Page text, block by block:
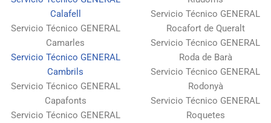
Calafell
Servicio Técnico GENERAL
Camarles
Servicio Técnico GENERAL
Cambrils
Servicio Técnico GENERAL
Capafonts
Servicio Técnico GENERAL
Servicio Técnico GENERAL
Rocafort de Queralt
Servicio Técnico GENERAL
Roda de Barà
Servicio Técnico GENERAL
Rodonyà
Servicio Técnico GENERAL
Roquetes